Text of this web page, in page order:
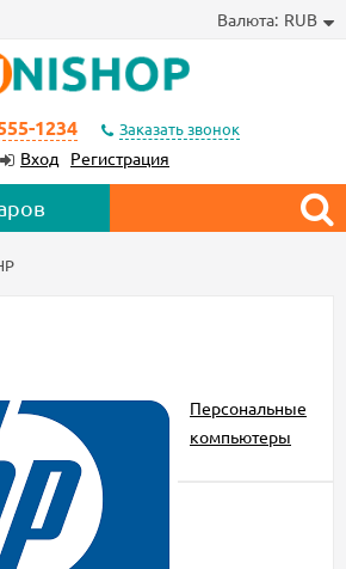
Валюта: RUB
1234 Заказать звонок
Вход Регистрация
Персональные
компьютеры